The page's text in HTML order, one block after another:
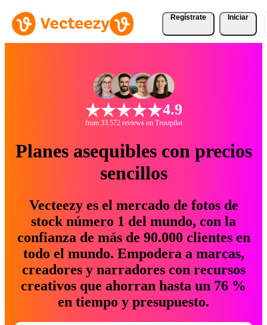
Regístrate Iniciar
4.9
from 33.572 reviews on Trustpilot
Planes asequibles con precios
sencillos
Vecteezy es el mercado de fotos de
stock número 1 del mundo, con la
confianza de más de 90.000 clientes en
todo el mundo. Empodera a marcas,
creadores y narradores con recursos
creativos que ahorran hasta un 76 %
en tiempo y presupuesto.